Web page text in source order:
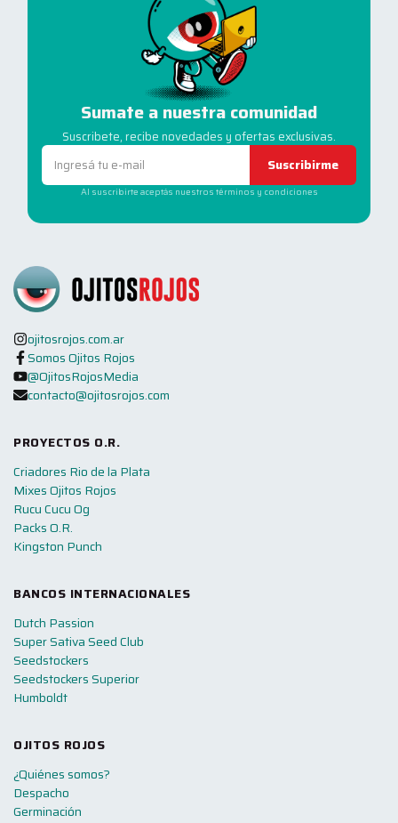
Sumate a nuestra comunidad
Suscribete, recibe novedades y ofertas exclusivas.
Suscribirme
Al suscribirte aceptás nuestros términos y condiciones
ojitosrojos.com.ar
Somos Ojitos Rojos
@OjitosRojosMedia
contacto@ojitosrojos.com
PROYECTOS O.R.
Criadores Rio de la Plata
Mixes Ojitos Rojos
Rucu Cucu Og
Packs O.R.
Kingston Punch
BANCOS INTERNACIONALES
Dutch Passion
Super Sativa Seed Club
Seedstockers
Seedstockers Superior
Humboldt
OJITOS ROJOS
¿Quiénes somos?
Despacho
Germinación